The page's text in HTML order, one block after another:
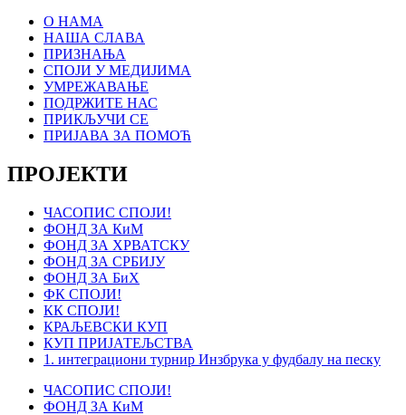
О НАМА
НАША СЛАВА
ПРИЗНАЊА
СПОЈИ У МЕДИЈИМА
УМРЕЖАВАЊЕ
ПОДРЖИТЕ НАС
ПРИКЉУЧИ СЕ
ПРИЈАВА ЗА ПОМОЋ
ПРОЈЕКТИ
ЧАСОПИС СПОЈИ!
ФОНД ЗА КиМ
ФОНД ЗА ХРВАТСКУ
ФОНД ЗА СРБИЈУ
ФОНД ЗА БиХ
ФК СПОЈИ!
КК СПОЈИ!
КРАЉЕВСКИ КУП
КУП ПРИЈАТЕЉСТВА
1. интеграциони турнир Инзбрука у фудбалу на песку
ЧАСОПИС СПОЈИ!
ФОНД ЗА КиМ